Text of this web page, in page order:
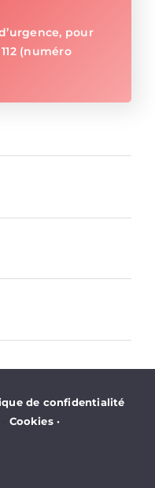
pour
(numéro
de confidentialité
Cookies·